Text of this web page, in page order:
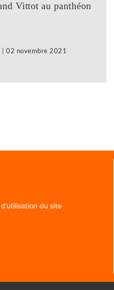
Vittot au panthéon
|02 novembre 2021
du site